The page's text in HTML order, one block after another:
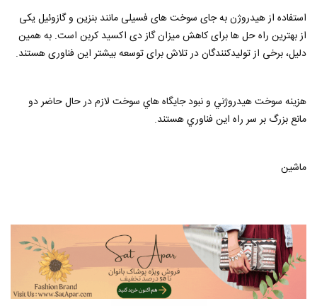
استفاده از هیدروژن به جای سوخت های فسیلی مانند بنزین و گازوئیل یکی
از بهترین راه حل ها برای کاهش میزان گاز دی اکسید کربن است. به همین
دلیل، برخی از تولیدکنندگان در تلاش برای توسعه بیشتر این فناوری هستند.
هزينه سوخت هيدروژني و نبود جايگاه هاي سوخت لازم در حال حاضر دو
مانع بزرگ بر سر راه اين فناوري هستند.
ماشین